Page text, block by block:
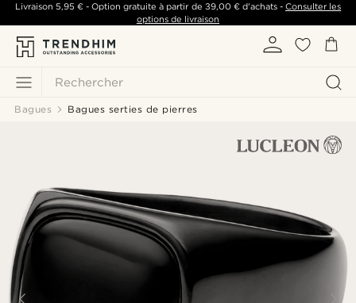
Rechercher
Livraison 5,95 €- Option gratuite à partir de 39,00 €d'achats -Consulter les
options de livraison
Bagues Bagues serties de pierres